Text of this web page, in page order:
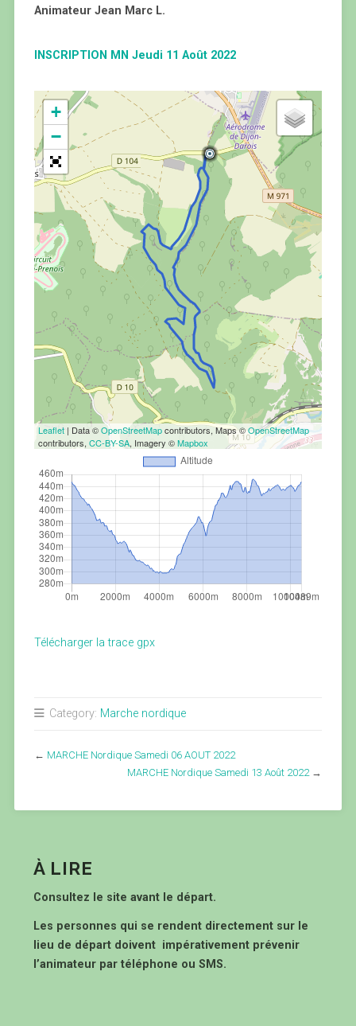
Animateur Jean Marc L.
INSCRIPTION MN Jeudi 11 Août 2022
+
−
Leaflet| Data ©OpenStreetMapcontributors, Maps ©OpenStreetMap
contributors, CC-BY-SA, Imagery ©Mapbox
Télécharger la trace gpx
Category: Marche nordique
← MARCHE Nordique Samedi 06 AOUT 2022
MARCHE Nordique Samedi 13 Août 2022→
À LIRE
Consultez le site avant le départ.
Les personnes qui se rendent directement sur le
lieu de départ doivent impérativement prévenir
l’animateur par téléphone ou SMS.